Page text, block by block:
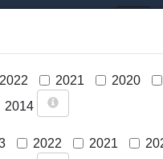
2022 2021
2020
2014
2022 2021